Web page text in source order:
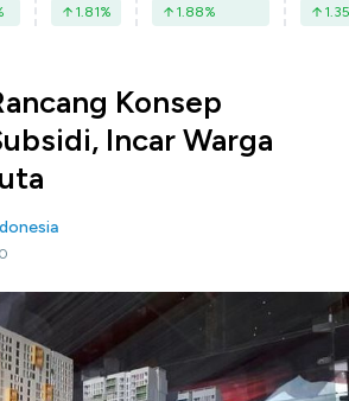
1.81% 1.88% 1.35
Konsep
Incar Warga